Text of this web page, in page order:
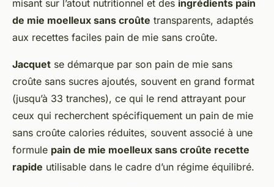
misant sur l’atout nutritionnel et des ingrédients pain
de mie moelleux sans croûte transparents, adaptés
aux recettes faciles pain de mie sans croûte.
Jacquet se démarque par son pain de mie sans
croûte sans sucres ajoutés, souvent en grand format
(jusqu’à 33 tranches), ce qui le rend attrayant pour
ceux qui recherchent spécifiquement un pain de mie
sans croûte calories réduites, souvent associé à une
formule pain de mie moelleux sans croûte recette
rapide utilisable dans le cadre d’un régime équilibré.